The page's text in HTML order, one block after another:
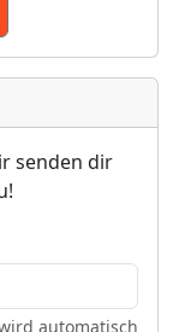
senden dir
automatisch